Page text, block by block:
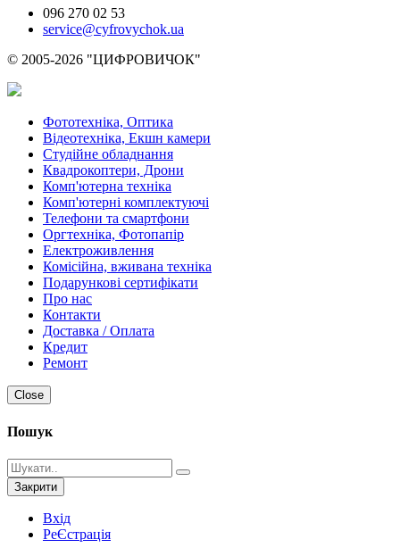
096 270 02 53
service@cyfrovychok.ua
© 2005-2026 "ЦИФРОВИЧОК"
Фототехніка, Оптика
Відеотехніка, Екшн камери
Студійне обладнання
Квадрокоптери, Дрони
Комп'ютерна техніка
Комп'ютерні комплектуючі
Телефони та смартфони
Оргтехніка, Фотопапір
Електроживлення
Комісійна, вживана техніка
Подарункові сертифікати
Про нас
Контакти
Доставка / Оплата
Кредит
Ремонт
Close
Пошук
Закрити
Вхід
РеЄстрація